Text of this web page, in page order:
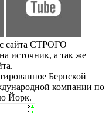
сайта СТРОГО
источник, а так же
Бернской
компании по
Йорк.